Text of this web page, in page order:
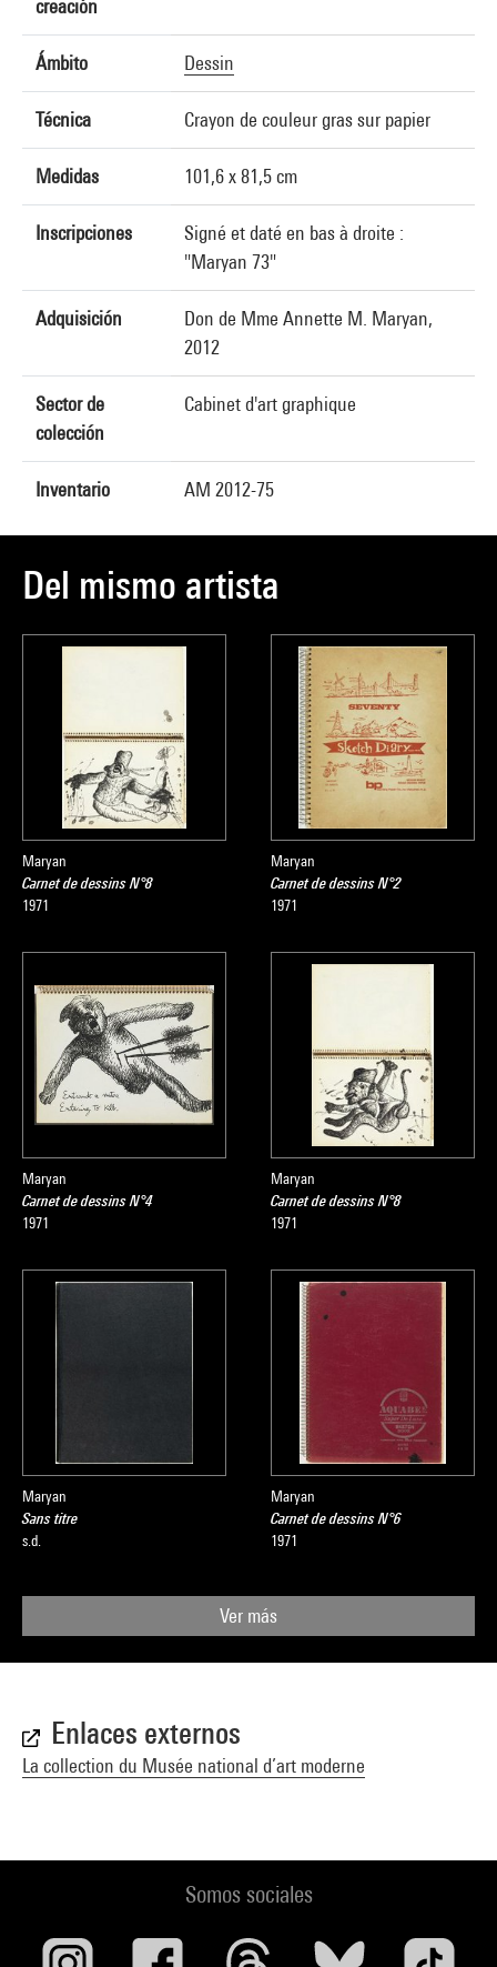
creación
Ámbito Dessin
Técnica Crayon de couleur gras sur papier
Medidas 101,6 x 81,5 cm
Inscripciones
Signé et daté en bas à droite :
"Maryan 73"
Adquisición
Don de Mme Annette M. Maryan,
2012
Sector de
colección
Cabinet d'art graphique
Inventario AM 2012-75
Del mismo artista
Maryan
Carnet de dessins N°8
1971
Maryan
Carnet de dessins N°2
1971
Maryan
Carnet de dessins N°4
1971
Maryan
Carnet de dessins N°8
1971
Maryan
Sans titre
s.d.
Maryan
Carnet de dessins N°6
1971
Ver más
Enlaces externos
La collection du Musée national d’art moderne
Somos sociales